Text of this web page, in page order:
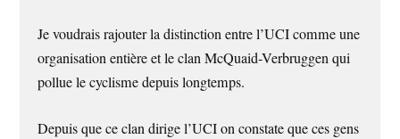
Je voudrais rajouter la distinction entre l’UCI comme une
organisation entière et le clan McQuaid-Verbruggen qui
pollue le cyclisme depuis longtemps.
Depuis que ce clan dirige l’UCI on constate que ces gens